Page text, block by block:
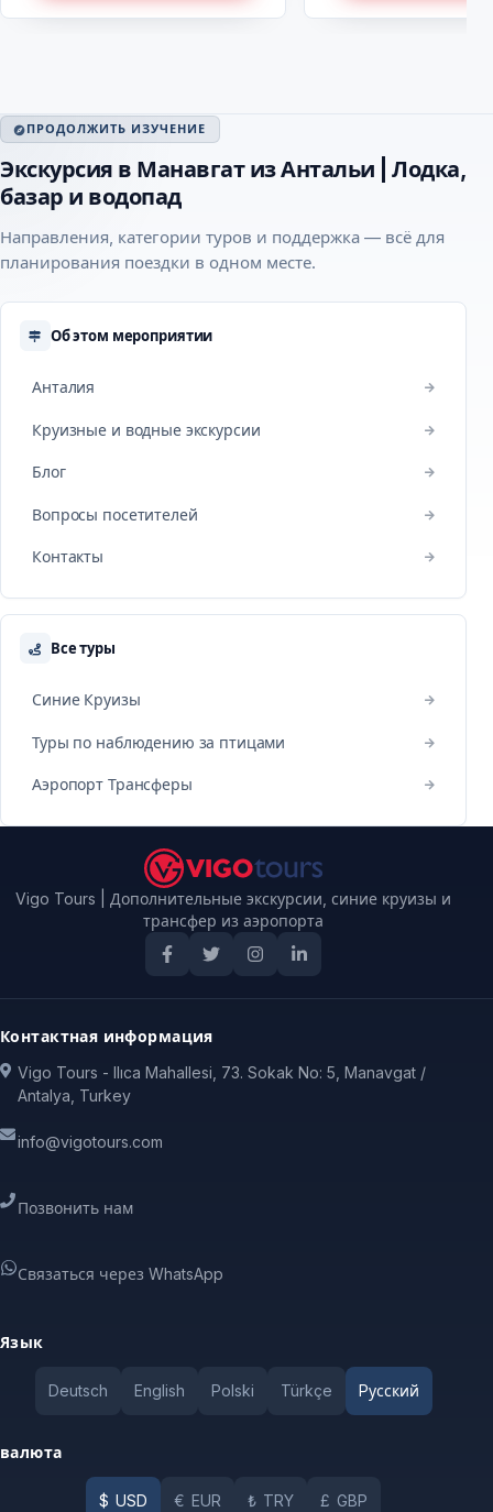
ПРОДОЛЖИТЬ ИЗУЧЕНИЕ
Экскурсия в Манавгат из Антальи | Лодка,
базар и водопад
Направления, категории туров и поддержка — всё для
планирования поездки в одном месте.
Об этом мероприятии
Анталия
Круизные и водные экскурсии
Блог
Вопросы посетителей
Контакты
Все туры
Синие Круизы
Туры по наблюдению за птицами
Аэропорт Трансферы
Vigo Tours | Дополнительные экскурсии, синие круизы и
трансфер из аэропорта
Контактная информация
Vigo Tours - Ilıca Mahallesi, 73. Sokak No: 5, Manavgat /
Antalya, Turkey
info@vigotours.com
Позвонить нам
Связаться через WhatsApp
Язык
Deutsch English Polski Türkçe Pусский
валюта
$ USD € EUR ₺ TRY £ GBP